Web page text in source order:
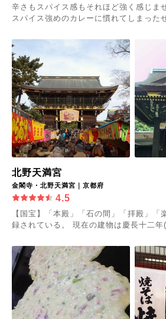
辛さもスパイス感もそれほど強く感じま
スパイス強めのカレーに慣れてしまった
北野天満宮
金閣寺・北野天満宮｜京都府
4.5
【国宝】「本殿」「石の間」「拝殿」「
録されている。 現在の建物は慶長十二年